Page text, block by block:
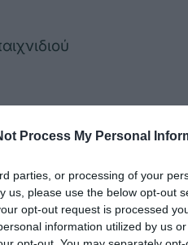
Process My Personal
parties, or processing of your
us, please use the below opt-out
opt-out request is processed
information utilized by us
0-3 (9-11, 6-11, 6-11)
6, 5-11, 5-11, 5-11)
0-3 (5-11, 7-11, 5-11)